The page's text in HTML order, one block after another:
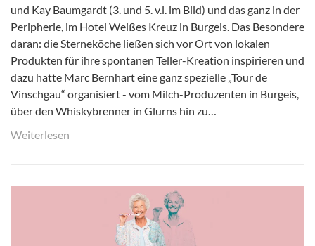
und Kay Baumgardt (3. und 5. v.l. im Bild) und das ganz in der
Peripherie, im Hotel Weißes Kreuz in Burgeis. Das Besondere
daran: die Sterneköche ließen sich vor Ort von lokalen
Produkten für ihre spontanen Teller-Kreation inspirieren und
dazu hatte Marc Bernhart eine ganz spezielle „Tour de
Vinschgau“ organisiert - vom Milch-Produzenten in Burgeis,
über den Whiskybrenner in Glurns hin zu…
Weiterlesen